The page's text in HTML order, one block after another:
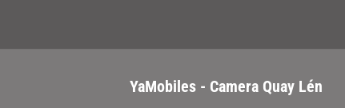
YaMobiles - Camera Quay Lén